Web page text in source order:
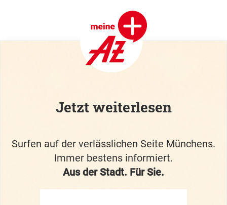
Jetzt weiterlesen
Surfen auf der verlässlichen Seite Münchens.
Immer bestens informiert.
Aus der Stadt. Für Sie.